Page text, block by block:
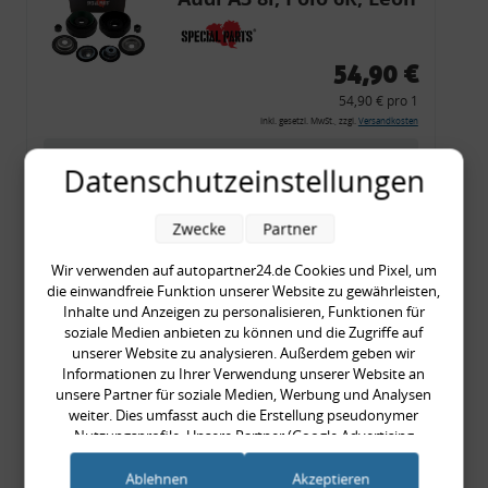
54,90 €
54,90 € pro 1
inkl. gesetzl. MwSt., zzgl. Versandkosten
Merkzettel
Rückleuchtenband mit
Blinker, rot, US-Ecken,
Audi 80 Cabrio, Typ 89,
OE-Nr.: 8G0945225 +
8G0945225C
999,99 €
999,99 € pro 1
inkl. gesetzl. MwSt., zzgl.
Datenschutzeinstellungen
Wir verwenden auf autopartner24.de Cookies und Pixel, um
die einwandfreie Funktion unserer Website zu gewährleisten,
Inhalte und Anzeigen zu personalisieren, Funktionen für
soziale Medien anbieten zu können und die Zugriffe auf
unserer Website zu analysieren. Außerdem geben wir
Informationen zu Ihrer Verwendung unserer Website an
unsere Partner für soziale Medien, Werbung und Analysen
weiter. Dies umfasst auch die Erstellung pseudonymer
Nutzungsprofile. Unsere Partner (Google Advertising
Products) führen diese Informationen möglicherweise mit
weiteren Daten zusammen, die Sie ihnen bereitgestellt haben
Zwecke Partner
Ablehnen Akzeptieren